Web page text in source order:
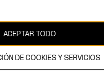
protegido por copyright y es
AB.
ACEPTAR TODO
DE COOKIES Y SERVICIOS